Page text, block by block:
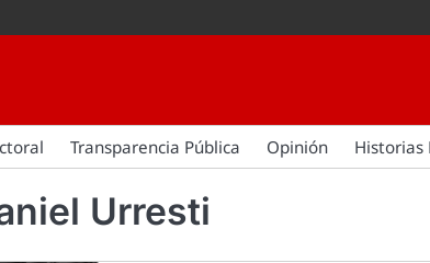
Transparencia Pública Opinión Historias
Urresti